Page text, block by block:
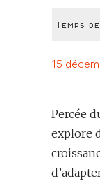
15
Percée
explore